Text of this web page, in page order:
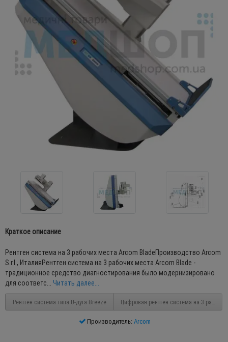
Краткое описание
Рентген система на 3 рабочих места Arcom BladeПроизводство Arcom
S.r.l., ИталияРентген система на 3 рабочих места Arcom Blade -
традиционное средство диагностирования было модернизировано
для соответс... Читать далее...
Рентген система типа U-дуга Breeze Цифровая рентген система на 3
Производитель: Arcom